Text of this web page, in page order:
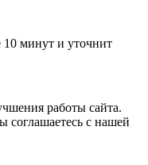
минут и уточнит
работы сайта.
соглашаетесь с нашей